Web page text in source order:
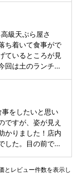
登場します。料
ていて、驚くほ
胃もたれしませ
スが見事でした。
づけばす
を忘れそうにな
信を持っておすす
っと広がり、ま
丼も見事で、山椒
柑橘ジュレの爽や
素材と技、そして
土地の気配を感じ
た。
ち着いて食事がで
ているところが見
回は土のランチで
た大根に、まろや
でコーススター
とした食感の後
をしたいと思い
ですが、姿が見え
かりました！店内
した。目の前で料
ができて、ずっと
酒の種類も豊富
とレビュー件数を表示し